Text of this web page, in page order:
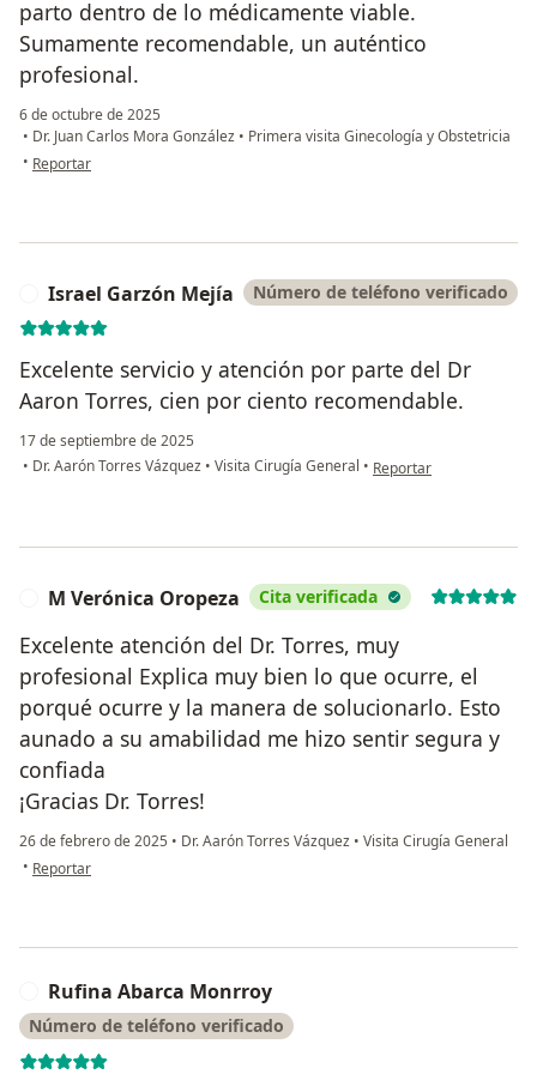
parto dentro de lo médicamente viable.
Sumamente recomendable, un auténtico
profesional.
6 de octubre de 2025
• Dr. Juan Carlos Mora González • Primera visita Ginecología y Obstetricia
• en opinión del usuario Manuel
Reportar
Israel Garzón Mejía Número de teléfono verificado
Excelente servicio y atención por parte del Dr
Aaron Torres, cien por ciento recomendable.
17 de septiembre de 2025
• Dr. Aarón Torres Vázquez • Visita Cirugía General • en opinión del usuario
Reportar
M Verónica Oropeza Cita verificada
Excelente atención del Dr. Torres, muy
profesional Explica muy bien lo que ocurre, el
porqué ocurre y la manera de solucionarlo. Esto
aunado a su amabilidad me hizo sentir segura y
confiada
¡Gracias Dr. Torres!
26 de febrero de 2025 • Dr. Aarón Torres Vázquez • Visita Cirugía General
• en opinión del usuario M Verónica Oropeza
Reportar
Rufina Abarca Monrroy
Número de teléfono verificado